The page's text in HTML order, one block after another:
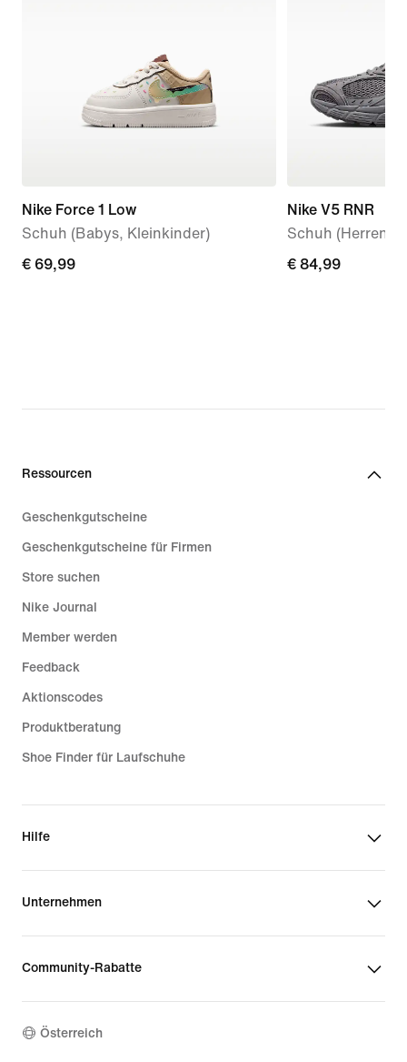
Nike Force 1 Low
Schuh (Babys, Kleinkinder)
€ 69,99
€ 69,99
Nike V5 RNR
Schuh (Herren)
€ 84,99
€ 84,99
Ressourcen
Geschenkgutscheine
Geschenkgutscheine für Firmen
Store suchen
Nike Journal
Member werden
Feedback
Aktionscodes
Produktberatung
Shoe Finder für Laufschuhe
Hilfe
Unternehmen
Community-Rabatte
Österreich